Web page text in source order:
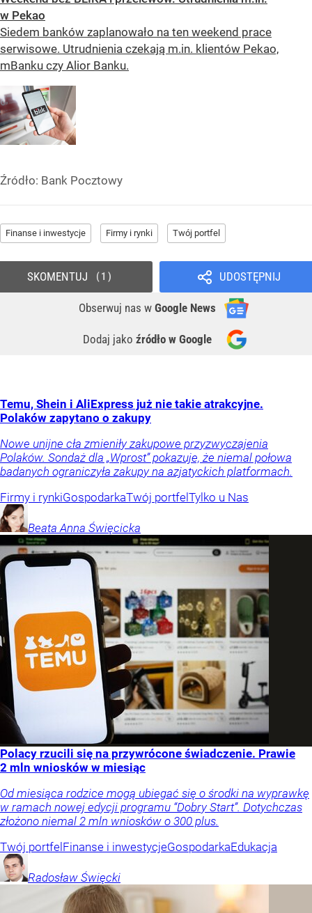
w Pekao
Siedem banków zaplanowało na ten weekend prace
serwisowe. Utrudnienia czekają m.in. klientów Pekao,
mBanku czy Alior Banku.
Źródło: Bank Pocztowy
Finanse i inwestycje Firmy i rynki Twój portfel
UDOSTĘPNIJ
Obserwuj nas w Google News
Dodaj jako źródło w Google
SKOMENTUJ 1
Temu, Shein i AliExpress już nie takie atrakcyjne.
Polaków zapytano o zakupy
Nowe unijne cła zmieniły zakupowe przyzwyczajenia
Polaków. Sondaż dla „Wprost” pokazuje, że niemal połowa
badanych ograniczyła zakupy na azjatyckich platformach.
Firmy i rynkiGospodarkaTwój portfelTylko u Nas
Beata Anna Święcicka
Polacy rzucili się na przywrócone świadczenie. Prawie
2 mln wniosków w miesiąc
Od miesiąca rodzice mogą ubiegać się o środki na wyprawkę
w ramach nowej edycji programu “Dobry Start”. Dotychczas
złożono niemal 2 mln wniosków o 300 plus.
Twój portfelFinanse i inwestycjeGospodarkaEdukacja
Radosław Święcki